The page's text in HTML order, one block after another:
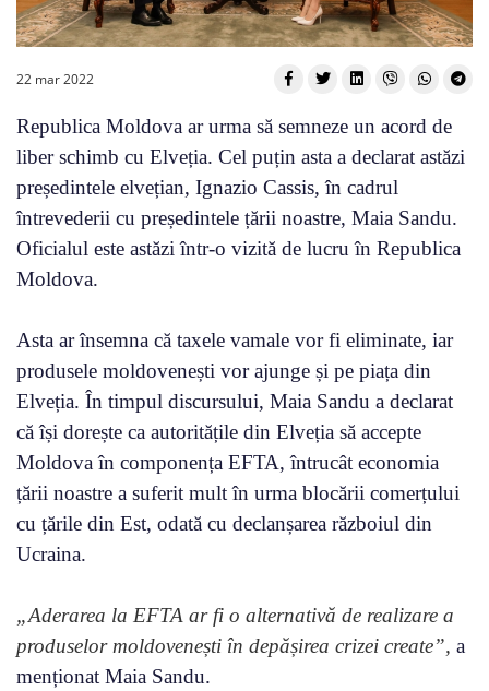
22 mar 2022
Republica Moldova ar urma să semneze un acord de
liber schimb cu Elveția. Cel puțin asta a declarat astăzi
președintele elvețian, Ignazio Cassis, în cadrul
întrevederii cu președintele țării noastre, Maia Sandu.
Oficialul este astăzi într-o vizită de lucru în Republica
Moldova.
Asta ar însemna că taxele vamale vor fi eliminate, iar
produsele moldovenești vor ajunge și pe piața din
Elveția. În timpul discursului, Maia Sandu a declarat
că își dorește ca autoritățile din Elveția să accepte
Moldova în componența EFTA, întrucât economia
țării noastre a suferit mult în urma blocării comerțului
cu țările din Est, odată cu declanșarea războiul din
Ucraina.
„Aderarea la EFTA ar fi o alternativă de realizare a
produselor moldovenești în depășirea crizei create”, a
menționat Maia Sandu.